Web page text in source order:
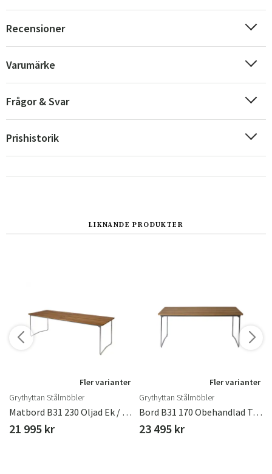
Suomi
Recensioner
Varumärke
Frågor & Svar
Prishistorik
LIKNANDE PRODUKTER
Fler varianter
Grythyttan Stålmöbler
Matbord B31 230 Oljad Ek / Varmförzinkat Stativ
21 995 kr
Fler varianter
Grythyttan Stålmöbler
Bord B31 170 Obehandlad Teak / Varmförzinkat Stativ
23 495 kr